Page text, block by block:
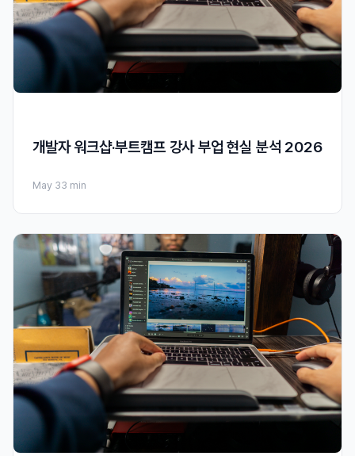
개발자 워크샵·부트캠프 강사 부업 현실 분석 2026
May 33 min